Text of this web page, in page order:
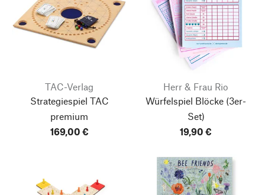
TAC-Verlag
Strategiespiel TAC
premium
169,00 €
Herr & Frau Rio
Würfelspiel Blöcke (3er-
Set)
19,90 €